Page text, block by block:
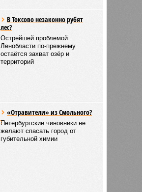
В Токсово незаконно рубят
лес?
Острейшей проблемой
Ленобласти по-прежнему
остаётся захват озёр и
территорий
«Отравители» из Смольного?
Петербургские чиновники не
желают спасать город от
губительной химии